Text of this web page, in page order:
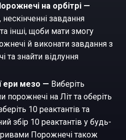
на орбітрі —
завдання
інші, щоби мати змогу
й виконати завдання з
та знайти відлуння
ери мезо — Виберіть
порожнечі на Літ та оберіть
10 реактантів та
збір 10 реактантів у будь-
Порожнечі також